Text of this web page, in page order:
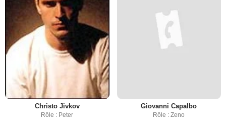
Christo Jivkov
Rôle : Peter
Giovanni Capalbo
Rôle : Zeno